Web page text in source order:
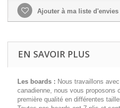
Ajouter à ma liste d'envies
EN SAVOIR PLUS
Les boards : Nous travaillons
canadienne, nous vous proposons
première qualité en différentes